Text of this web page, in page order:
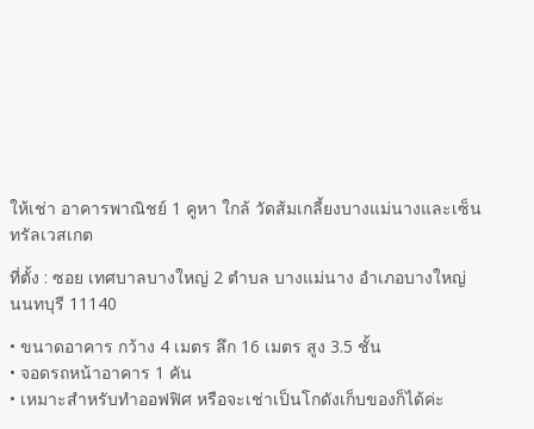
ให้เช่า อาคารพาณิชย์ 1 คูหา ใกล้ วัดส้มเกลี้ยงบางแม่นางและเซ็น
ทรัลเวสเกต
ที่ตั้ง : ซอย เทศบาลบางใหญ่ 2 ตำบล บางแม่นาง อำเภอบางใหญ่
นนทบุรี 11140
• ขนาดอาคาร กว้าง 4 เมตร ลึก 16 เมตร สูง 3.5 ชั้น
• จอดรถหน้าอาคาร 1 คัน
• เหมาะสำหรับทำออฟฟิศ หรือจะเช่าเป็นโกดังเก็บของก็ได้ค่ะ